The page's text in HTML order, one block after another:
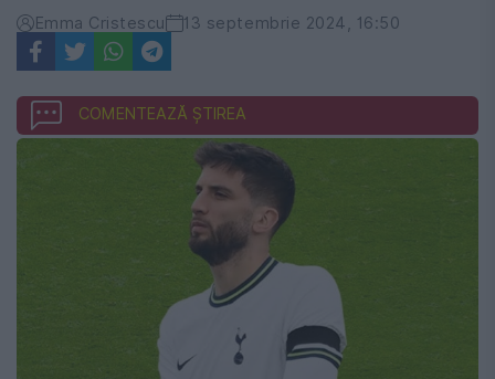
Emma Cristescu 13 septembrie 2024, 16:50
COMENTEAZĂ ȘTIREA